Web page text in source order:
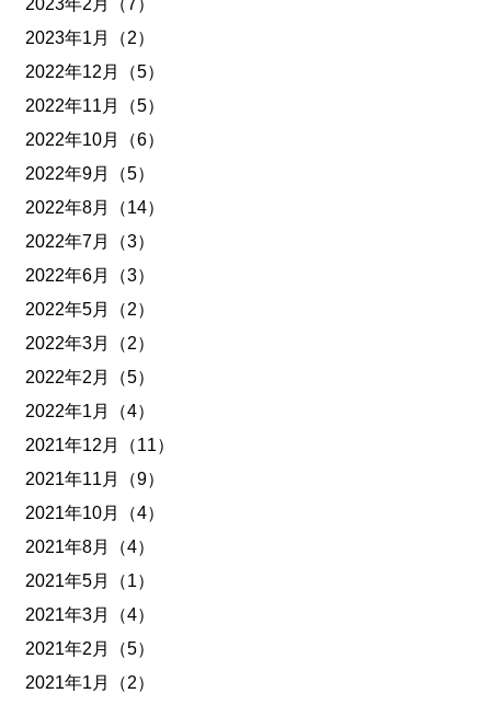
2023年2月（7）
2023年1月（2）
2022年12月（5）
2022年11月（5）
2022年10月（6）
2022年9月（5）
2022年8月（14）
2022年7月（3）
2022年6月（3）
2022年5月（2）
2022年3月（2）
2022年2月（5）
2022年1月（4）
2021年12月（11）
2021年11月（9）
2021年10月（4）
2021年8月（4）
2021年5月（1）
2021年3月（4）
2021年2月（5）
2021年1月（2）